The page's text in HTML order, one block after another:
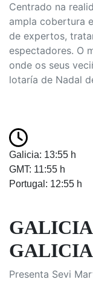
Centrado na
ampla cobertura
de expertos,
espectadores. O
onde os seus
lotaría de Nadal
Galicia: 13:55 h
GMT: 11:55 h
Portugal: 12:55 h
Presenta Sevi